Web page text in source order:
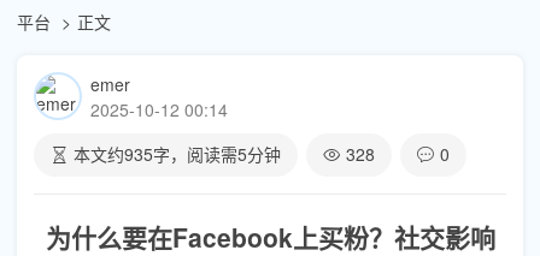
平台
正文
emer
2025-10-12 00:14
本文约935字，阅读需5分钟 328 0
为什么要在Facebook上买粉？社交影响